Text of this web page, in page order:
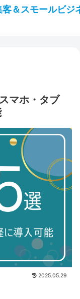
客＆スモールビジ
マホ・タブ
2025.05.29